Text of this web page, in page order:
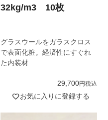
グラスウールをガラスクロス
で表面化粧。経済性にすぐれ
た内装材
32kg/m3 10枚
29,700 税込
お気に入りに登録する